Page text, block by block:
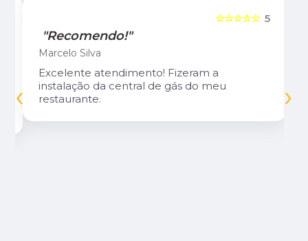
5
☆☆☆☆☆
"Recomendo!"
Marcelo Silva
Excelente atendimento! Fizeram a
instalação da central de gás do meu
restaurante.
‹ ›